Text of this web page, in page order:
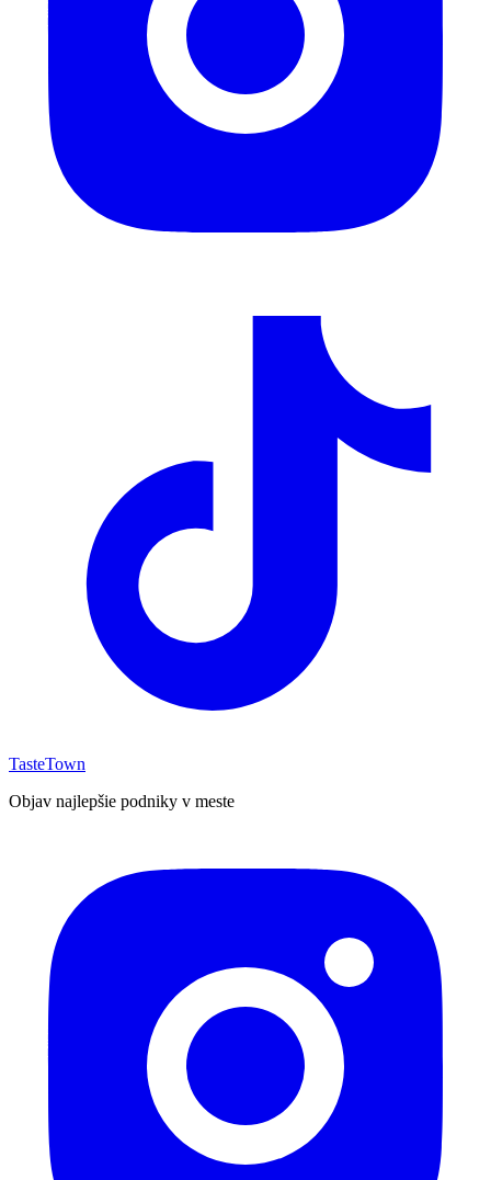
TasteTown
Objav najlepšie podniky v meste